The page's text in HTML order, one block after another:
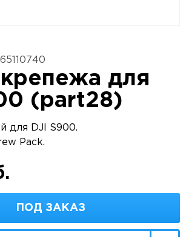
для
(part28)
для DJI S900.
Pack.
ПОД ЗАКАЗ